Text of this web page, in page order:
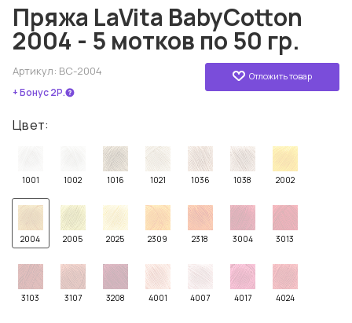
Пряжа LaVita BabyCotton
2004 - 5 мотков по 50 гр.
Отложить товар
Артикул: BC-2004
+ Бонус 2Р.
Цвет:
1001 1002 1016 1021 1036 1038 2002
2004 2005 2025 2309 2318 3004 3013
3103 3107 3208 4001 4007 4017 4024